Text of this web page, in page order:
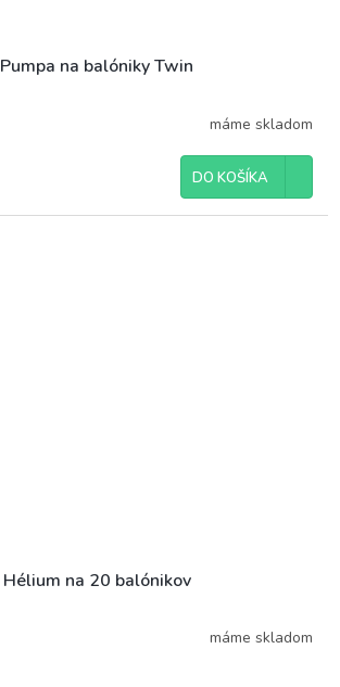
Pumpa na balóniky Twin
máme skladom
DO KOŠÍKA
Hélium na 20 balónikov
máme skladom